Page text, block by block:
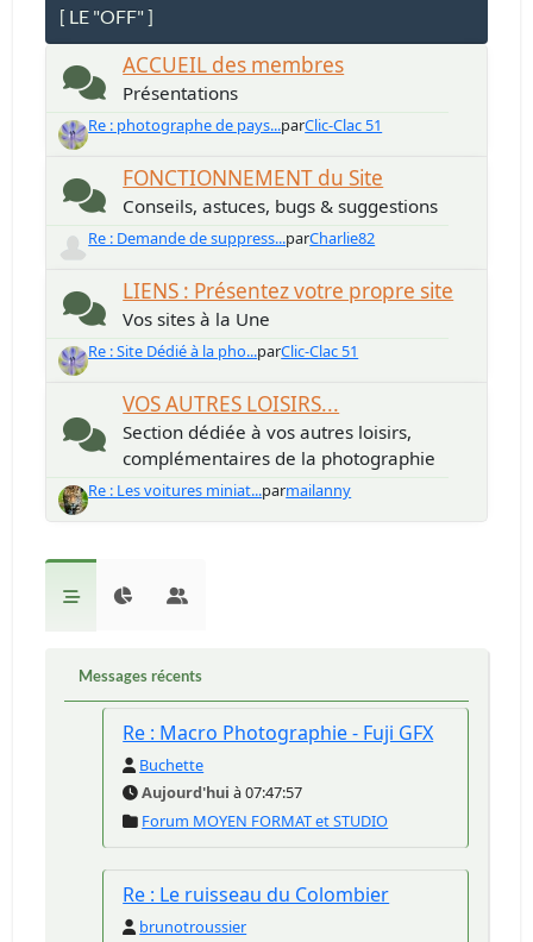
[ LE "OFF" ]
ACCUEIL des membres
Présentations
Re : photographe de pays...parClic-Clac 51
FONCTIONNEMENT du Site
Conseils, astuces, bugs & suggestions
Re : Demande de suppress...parCharlie82
LIENS : Présentez votre propre site
Vos sites à la Une
Re : Site Dédié à la pho...parClic-Clac 51
VOS AUTRES LOISIRS...
Section dédiée à vos autres loisirs,
complémentaires de la photographie
Re : Les voitures miniat...parmailanny
Messages récents
Re : Macro Photographie - Fuji GFX
Buchette
Aujourd'hui à 07:47:57
Forum MOYEN FORMAT et STUDIO
Re : Le ruisseau du Colombier
brunotroussier